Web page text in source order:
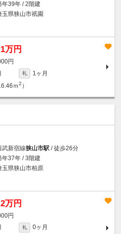
年39年 / 2階建
玉県狭山市祇園
万円
円
礼
1ヶ月
ｍ2 ）
武新宿線狭山市駅 / 徒歩26分
年37年 / 3階建
玉県狭山市柏原
万円
円
礼
0ヶ月